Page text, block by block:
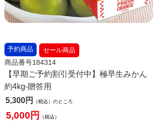
セール商品
予約商品
商品番号184314
【早期ご予約割引受付中】極早生みかん
約4kg-贈答用
5,300
税込 のところ
5,000 税込